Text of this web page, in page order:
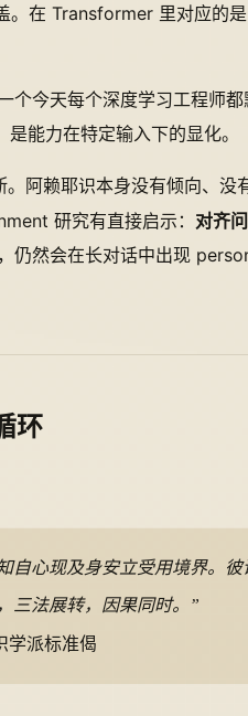
。在 Transformer 里对应
个今天每个深度学习工程师都
能力在特定输入下的显化。
。阿赖耶识本身没有倾向、
研究有直接启示： 对齐
仍然会在长对话中出现
环
自心现及身安立受用境界。
三法展转，因果同时。”
派标准偈